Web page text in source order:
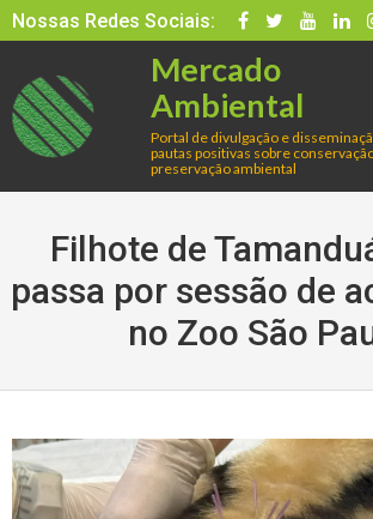
Skip
to
content
Nossas Redes Sociais:
Mercado
Ambiental
Portal de divulgação e
pautas positivas sobre
preservação ambiental
Filhote de
passa por sessão de
no Zoo São